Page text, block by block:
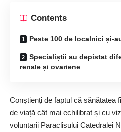
Contents
Peste 100 de localnici și-
Specialiștii au depistat
renale și ovariene
Conștienți de faptul că sănătatea
de viață cât mai echilibrat și cu
voluntarii Paraclisului Catedralei